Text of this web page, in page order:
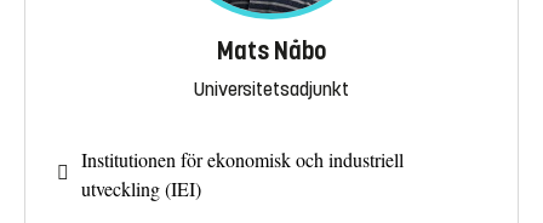
Mats Nåbo
Universitetsadjunkt
Institutionen för ekonomisk och industriell
utveckling (IEI)